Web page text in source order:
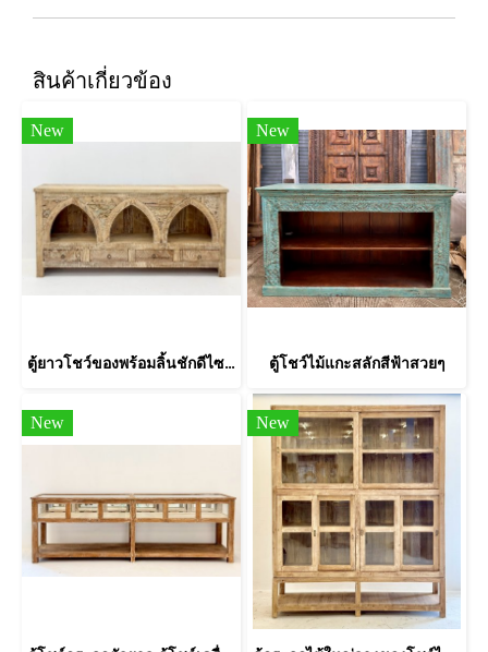
สินค้าเกี่ยวข้อง
New
ตู้ยาวโชว์ของพร้อมลิ้นชักดีไซน์ซุ้มโค้ง
New
ตู้โชว์ไม้แกะสลักสีฟ้าสวยๆ
New New